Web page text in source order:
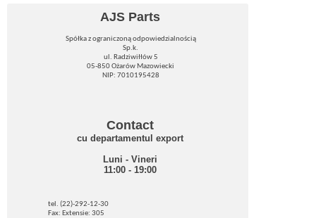
AJS Parts
Spółka z ograniczoną odpowiedzialnością
Sp.k.
ul. Radziwiłłów 5
05-850 Ożarów Mazowiecki
NIP: 7010195428
Contact
cu departamentul export
Luni - Vineri
11:00 - 19:00
tel. (22)-292-12-30
Fax: Extensie: 305